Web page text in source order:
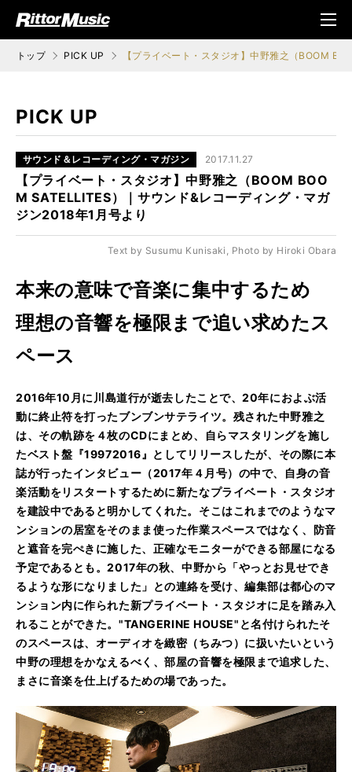
ジック (Rittor Musi
メニ
ュ
トップ PICK UP 【プライベート・スタジオ】中野雅之（BOOM
PICK UP
サウンド＆レコーディング・マガジン 2017.11.27
【プライベート・スタジオ】中野雅之（BOOM BOO
M SATELLITES）｜サウンド&レコーディング・マガ
ジン2018年1月号より
Text by Susumu Kunisaki, Photo by Hiroki Obara
本来の意味で音楽に集中するため
理想の音響を極限まで追い求めたス
ペース
2016年10月に川島道行が逝去したことで、20年におよぶ活
動に終止符を打ったブンブンサテライツ。残された中野雅之
は、その軌跡を４枚のCDにまとめ、自らマスタリングを施し
たベスト盤『19972016』としてリリースしたが、その際に本
誌が行ったインタビュー（2017年４月号）の中で、自身の音
楽活動をリスタートするために新たなプライベート・スタジオ
を建設中であると明かしてくれた。そこはこれまでのようなマ
ンションの居室をそのまま使った作業スペースではなく、防音
と遮音を完ぺきに施した、正確なモニターができる部屋になる
予定であるとも。2017年の秋、中野から「やっとお見せでき
るような形になりました」との連絡を受け、編集部は都心のマ
ンション内に作られた新プライベート・スタジオに足を踏み入
れることができた。"TANGERINE HOUSE"と名付けられたそ
のスペースは、オーディオを緻密（ちみつ）に扱いたいという
中野の理想をかなえるべく、部屋の音響を極限まで追求した、
まさに音楽を仕上げるための場であった。